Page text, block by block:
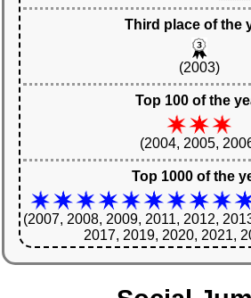
Third place of the
(2003)
Top 100 of the
(2004, 2005,
Top 1000 of the
(2007, 2008, 2009, 2011, 2012,
2017, 2019, 2020, 2021,